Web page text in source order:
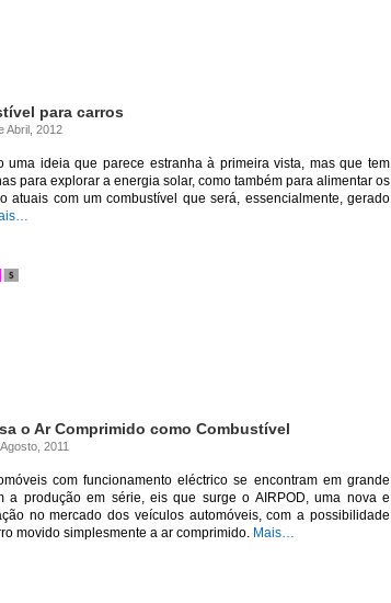
para carros
Abril, 2012
uma ideia que parece estranha à primeira vista, mas que tem
para explorar a energia solar, como também para alimentar os
atuais com um combustível que será, essencialmente, gerado
o Ar Comprimido como Combustível
2011
com funcionamento eléctrico se encontram em grande
a produção em série, eis que surge o AIRPOD, uma nova e
no mercado dos veículos automóveis, com a possibilidade
movido simplesmente a ar comprimido. Mais…